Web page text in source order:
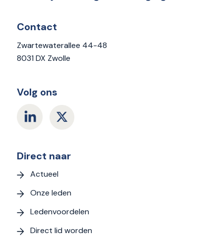
Contact
Zwartewaterallee 44-48
8031 DX Zwolle
Volg ons
Direct naar
Actueel
Onze leden
Ledenvoordelen
Direct lid worden